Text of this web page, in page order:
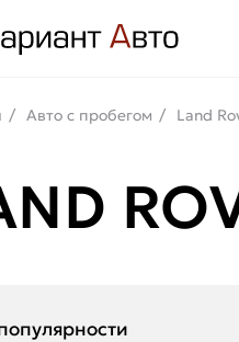
Авто с пробегом Land